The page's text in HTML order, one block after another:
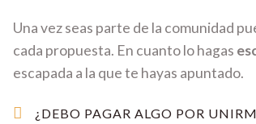
Una vez seas parte de la comunidad
cada propuesta. En cuanto lo hagas
escapada a la que te hayas apuntado.
¿DEBO PAGAR ALGO POR